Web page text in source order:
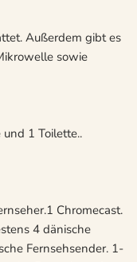
Außerdem gibt es
sowie
1 Toilette..
Chromecast.
4 dänische
Fernsehsender. 1-